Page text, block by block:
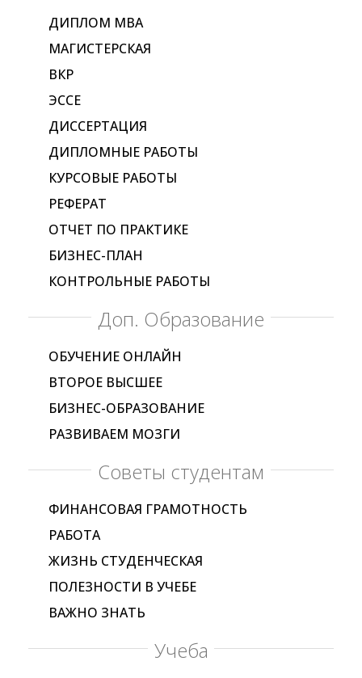
ДИПЛОМ МВА
МАГИСТЕРСКАЯ
ВКР
ЭССЕ
ДИССЕРТАЦИЯ
ДИПЛОМНЫЕ РАБОТЫ
КУРСОВЫЕ РАБОТЫ
РЕФЕРАТ
ОТЧЕТ ПО ПРАКТИКЕ
БИЗНЕС-ПЛАН
КОНТРОЛЬНЫЕ РАБОТЫ
Доп. Образование
ОБУЧЕНИЕ ОНЛАЙН
ВТОРОЕ ВЫСШЕЕ
БИЗНЕС-ОБРАЗОВАНИЕ
РАЗВИВАЕМ МОЗГИ
Советы студентам
ФИНАНСОВАЯ ГРАМОТНОСТЬ
РАБОТА
ЖИЗНЬ СТУДЕНЧЕСКАЯ
ПОЛЕЗНОСТИ В УЧЕБЕ
ВАЖНО ЗНАТЬ
Учеба